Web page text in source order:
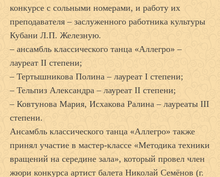
конкурсе с сольными номерами, и работу их
преподавателя – заслуженного работника культуры
Кубани Л.П. Железную.
– ансамбль классического танца «Аллегро» –
лауреат II степени;
– Тертышникова Полина – лауреат I степени;
– Тельпиз Александра – лауреат II степени;
– Ковтунова Мария, Исхакова Ралина – лауреаты III
степени.
Ансамбль классического танца «Аллегро» также
принял участие в мастер-классе «Методика техники
вращений на середине зала», который провел член
жюри конкурса артист балета Николай Семёнов (г.